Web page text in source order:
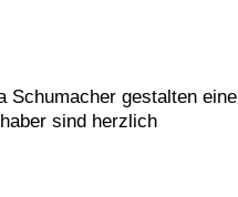
Schumacher gestalten eine
sind herzlich